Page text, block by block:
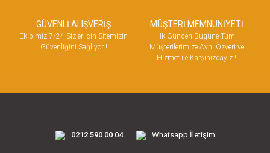
GÜVENLİ ALIŞVERİŞ
Ekibimiz 7/24 Sizler İçin Sitemizin
Güvenliğini Sağlıyor !
MÜŞTERİ MEMNUNİYETİ
İlk Günden Bugüne Tüm
Müşterilerimize Aynı Özveri ve
Hizmet ile Karşınızdayız !
0212 590 00 04 Whatsapp İletişim